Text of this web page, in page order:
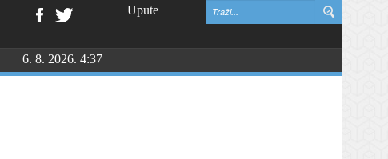
Upute
6. 8. 2026. 4:37